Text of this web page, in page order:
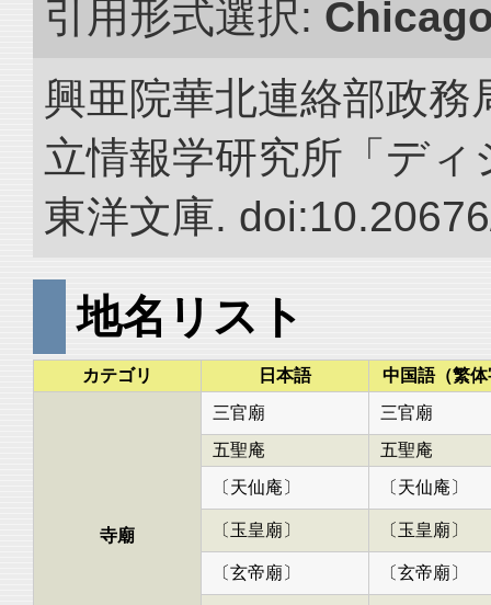
引用形式選択:
興亜院華北連絡部政務
立情報学研究所「デ
東洋文庫.
地名リスト
カテゴリ 日本語 中国語（繁
寺廟
三官廟
三官廟
五聖庵
五聖庵
〔天仙庵〕
〔天仙庵〕
〔玉皇廟〕 〔玉皇廟〕
〔玄帝廟〕 〔玄帝廟〕